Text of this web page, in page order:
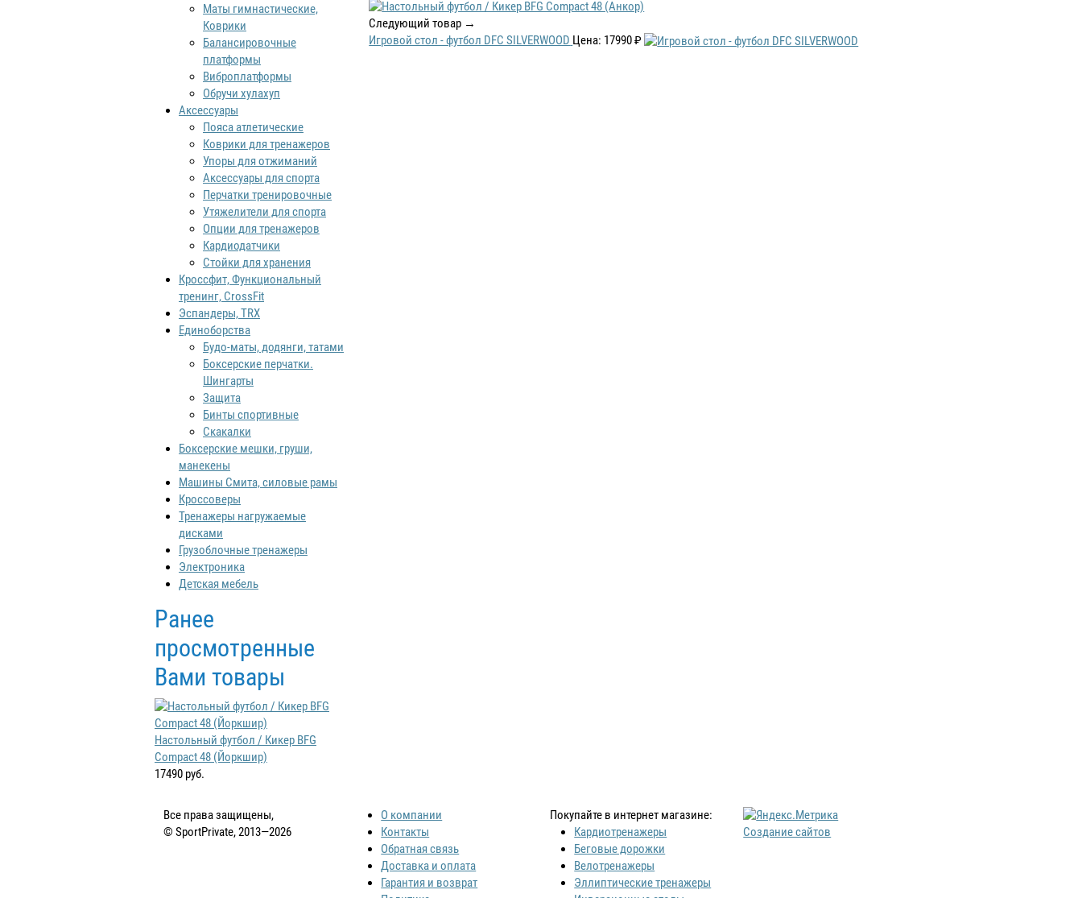
Следующий товар →
Игровой стол - футбол DFC SILVERWOOD Цена: 17990 ₽
Маты гимнастические,
Коврики
Балансировочные
платформы
Виброплатформы
Обручи хулахуп
Аксессуары
Пояса атлетические
Коврики для тренажеров
Упоры для отжиманий
Аксессуары для спорта
Перчатки тренировочные
Утяжелители для спорта
Опции для тренажеров
Кардиодатчики
Стойки для хранения
Кроссфит, Функциональный
тренинг, CrossFit
Эспандеры, TRX
Единоборства
Будо-маты, додянги, татами
Боксерские перчатки.
Шингарты
Защита
Бинты спортивные
Скакалки
Боксерские мешки, груши,
манекены
Машины Смита, силовые рамы
Кроссоверы
Тренажеры нагружаемые
дисками
Грузоблочные тренажеры
Электроника
Детская мебель
Ранее
просмотренные
Вами товары
Настольный футбол / Кикер BFG
Compact 48 (Йоркшир)
17490 руб.
Все права защищены,
© SportPrivate, 2013—2026
О компании
Контакты
Обратная связь
Доставка и оплата
Гарантия и возврат
Покупайте в интернет магазине:
Кардиотренажеры
Беговые дорожки
Велотренажеры
Эллиптические тренажеры
Создание сайтов